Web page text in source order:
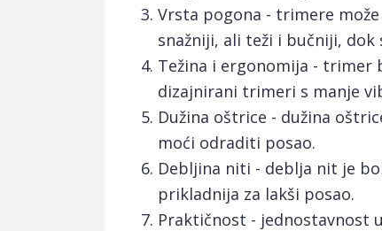
Vrsta pogona - trimere
snažniji, ali teži i bučniji,
Težina i ergonomija - trimer
dizajnirani trimeri s manje
Dužina oštrice - dužina
moći odraditi posao.
Debljina niti - deblja nit je
prikladnija za lakši posao.
Praktičnost - jednostavnost